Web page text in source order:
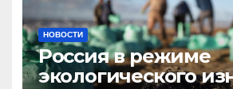
НОВОСТИ
Россия в режиме
экологического